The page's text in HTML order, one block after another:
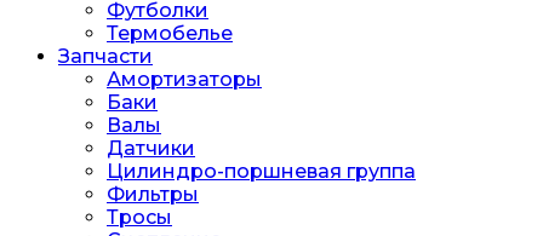
Футболки
Термобелье
Запчасти
Амортизаторы
Баки
Валы
Датчики
Цилиндро-поршневая группа
Фильтры
Тросы